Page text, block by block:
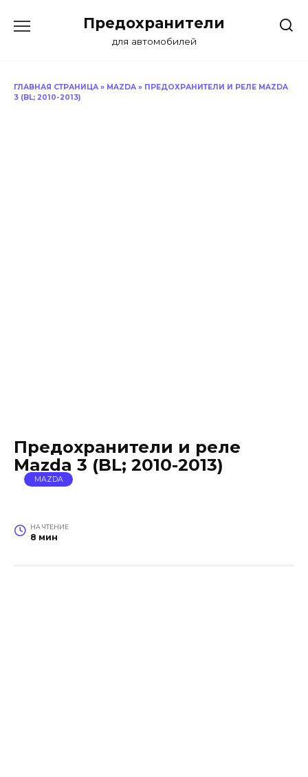
Предохранители
для автомобилей
ГЛАВНАЯ СТРАНИЦА » MAZDA » ПРЕДОХРАНИТЕЛИ И РЕЛЕ MAZDA
3 (BL; 2010-2013)
Предохранители и реле
Mazda 3 (BL; 2010-2013)
MAZDA
НА ЧТЕНИЕ
8 мин